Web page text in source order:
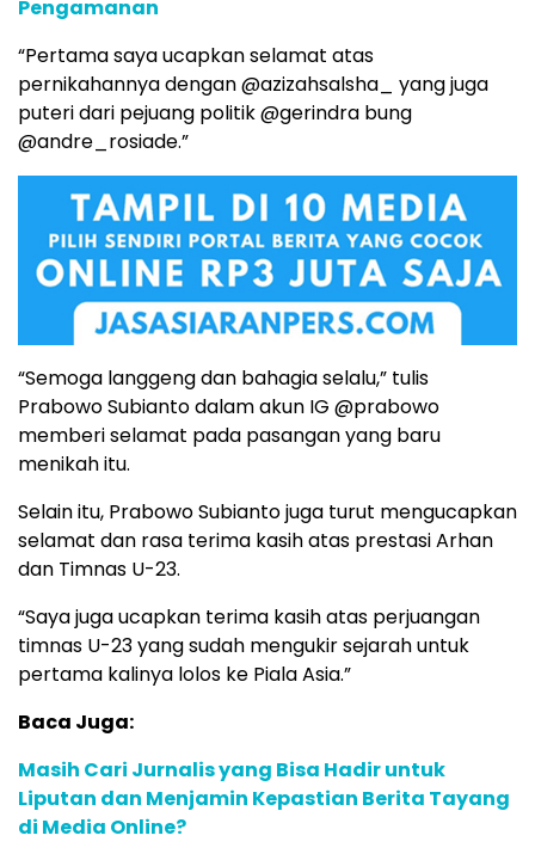
Pengamanan
“Pertama saya ucapkan selamat atas
pernikahannya dengan @azizahsalsha_ yang juga
puteri dari pejuang politik @gerindra bung
@andre_rosiade.”
“Semoga langgeng dan bahagia selalu,” tulis
Prabowo Subianto dalam akun IG @prabowo
memberi selamat pada pasangan yang baru
menikah itu.
Selain itu, Prabowo Subianto juga turut mengucapkan
selamat dan rasa terima kasih atas prestasi Arhan
dan Timnas U-23.
“Saya juga ucapkan terima kasih atas perjuangan
timnas U-23 yang sudah mengukir sejarah untuk
pertama kalinya lolos ke Piala Asia.”
Baca Juga:
Masih Cari Jurnalis yang Bisa Hadir untuk
Liputan dan Menjamin Kepastian Berita Tayang
di Media Online?